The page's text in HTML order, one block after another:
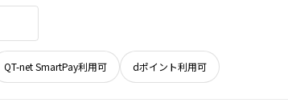
QT-net SmartPay利用可 dポイント利用可